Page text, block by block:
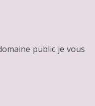
public je vous